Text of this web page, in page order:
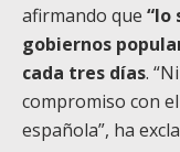
afirmando que “lo
gobiernos
cada tres días.
compromiso con
española”, ha